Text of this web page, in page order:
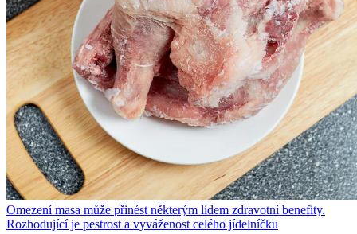
Omezení masa může přinést některým lidem zdravotní benefity.
Rozhodující je pestrost a vyváženost celého jídelníčku